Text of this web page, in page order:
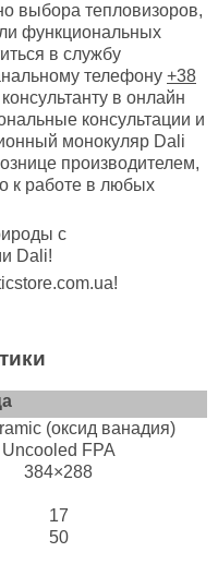
выбора тепловизоров,
функциональных
в службу
телефону +38
в онлайн
консультации и
монокуляр Dali
производителем,
к работе в любых
с
Dali!
(оксид ванадия)
Uncooled FPA
384×288
17
50